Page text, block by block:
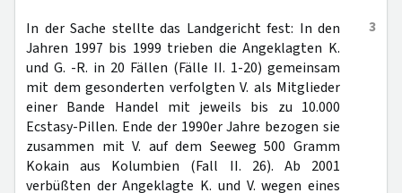
3
In der Sache stellte das Landgericht fest: In den
Jahren 1997 bis 1999 trieben die Angeklagten K.
und G. -R. in 20 Fällen (Fälle II. 1-20) gemeinsam
mit dem gesonderten verfolgten V. als Mitglieder
einer Bande Handel mit jeweils bis zu 10.000
Ecstasy-Pillen. Ende der 1990er Jahre bezogen sie
zusammen mit V. auf dem Seeweg 500 Gramm
Kokain aus Kolumbien (Fall II. 26). Ab 2001
verbüßten der Angeklagte K. und V. wegen eines